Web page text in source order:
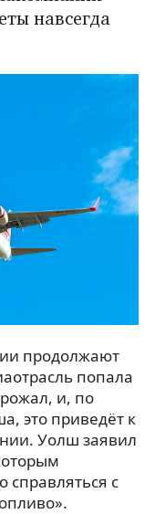
навсегда
продолжают
попала
и, по
это приведёт к
Уолш заявил
справляться с